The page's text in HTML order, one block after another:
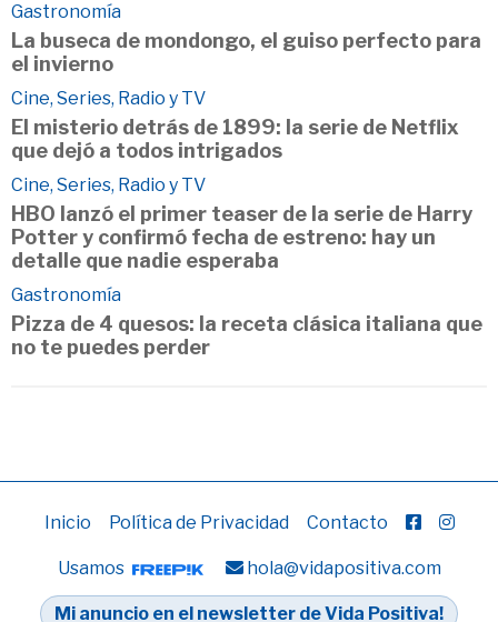
Gastronomía
La buseca de mondongo, el guiso perfecto para
el invierno
Cine, Series, Radio y TV
El misterio detrás de 1899: la serie de Netflix
que dejó a todos intrigados
Cine, Series, Radio y TV
HBO lanzó el primer teaser de la serie de Harry
Potter y confirmó fecha de estreno: hay un
detalle que nadie esperaba
Gastronomía
Pizza de 4 quesos: la receta clásica italiana que
no te puedes perder
Inicio Política de Privacidad Contacto
Usamos hola@vidapositiva.com
Mi anuncio en el newsletter de Vida Positiva!